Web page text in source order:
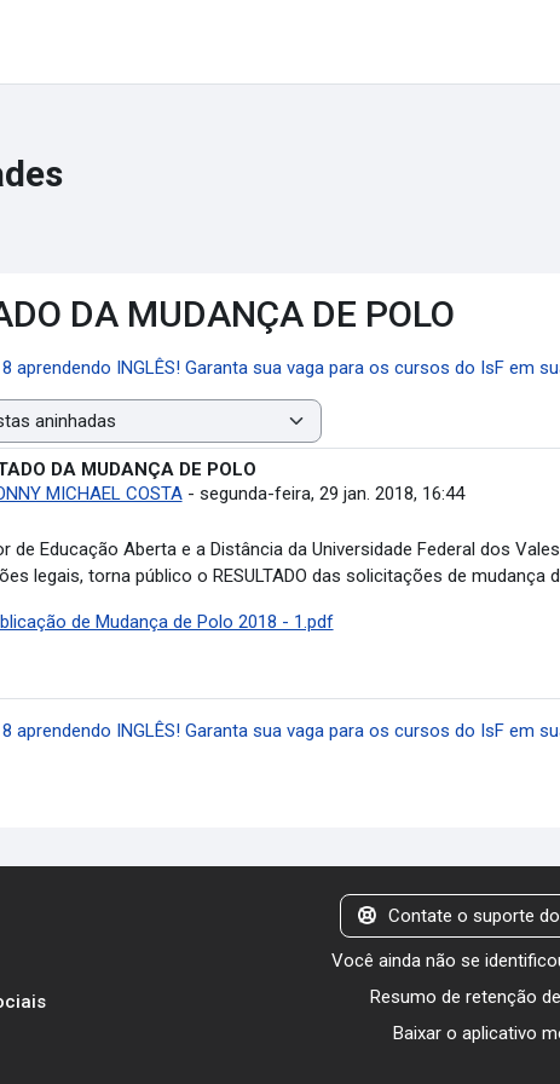
DA MUDANÇA DE POLO
aprendendo INGLÊS! Garanta sua vaga para os cursos do IsF em
DA MUDANÇA DE POLO
MICHAEL COSTA- segunda-feira, 29 jan. 2018, 16:44
de respostas: 0
de Educação Aberta e a Distância da Universidade Federal dos
legais, torna público o RESULTADO das solicitações de mudança
de Mudança de Polo 2018 - 1.pdf
aprendendo INGLÊS! Garanta sua vaga para os cursos do IsF em
Contate o suporte
Você ainda não se
Resumo de retenção
Baixar o aplicativo